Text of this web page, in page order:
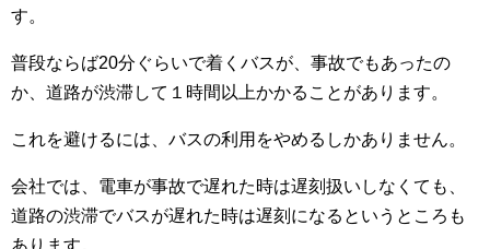
す。
普段ならば20分ぐらいで着くバスが、事故でもあったの
か、道路が渋滞して１時間以上かかることがあります。
これを避けるには、バスの利用をやめるしかありません。
会社では、電車が事故で遅れた時は遅刻扱いしなくても、
道路の渋滞でバスが遅れた時は遅刻になるというところも
あります。